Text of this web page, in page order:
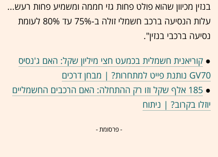
בנזין מכיוון שהוא פולט פחות גזי חממה ומשמיע פחות רעש...
עלות הנסיעה ברכב חשמלי זולה ב-75% עד 80% לעומת
נסיעה ברכבי בנזין".
● קוריאנית חשמלית בכמעט חצי מיליון שקל: האם ג'נסיס
GV70 נותנת פייט למתחרות? | מבחן דרכים
●
185 אלף שקל וזו רק ההתחלה: האם הרכבים החשמליים
יוזלו בקרוב? | ניתוח
- פרסומת -